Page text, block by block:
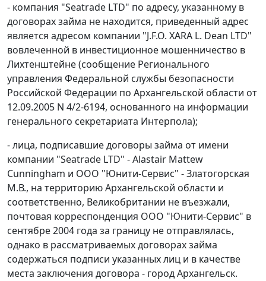
- компания "Seatrade LTD" по адресу, указанному в
договорах займа не находится, приведенный адрес
является адресом компании "J.F.O. XARA L. Dean LTD"
вовлеченной в инвестиционное мошенничество в
Лихтенштейне (сообщение Регионального
управления Федеральной службы безопасности
Российской Федерации по Архангельской области от
12.09.2005 N 4/2-6194, основанного на информации
генерального секретариата Интерпола);
- лица, подписавшие договоры займа от имени
компании "Seatrade LTD" - Alastair Mattew
Cunningham и ООО "Юнити-Сервис" - Златогорская
М.В., на территорию Архангельской области и
соответственно, Великобритании не въезжали,
почтовая корреспонденция ООО "Юнити-Сервис" в
сентябре 2004 года за границу не отправлялась,
однако в рассматриваемых договорах займа
содержаться подписи указанных лиц и в качестве
места заключения договора - город Архангельск.